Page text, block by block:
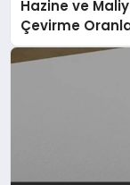
Hazine ve
Çevirme